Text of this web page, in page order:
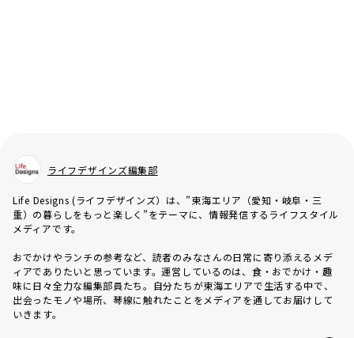
ライフデザインズ編集部
Life Designs (ライフデザインズ）は、”東海エリア（愛知・岐阜・三
重）の暮らしをもっと楽しく”をテーマに、情報発信するライフスタイル
メディアです。
おでかけやランチの参考など、読者のみなさんの日常に寄り添えるメデ
ィアでありたいと思っています。運営しているのは、食・おでかけ・趣
味に日々全力な編集部員たち。自分たちが東海エリアで生活する中で、
出会ったモノや場所、琴線に触れたことをメディアを通してお届けして
いきます。